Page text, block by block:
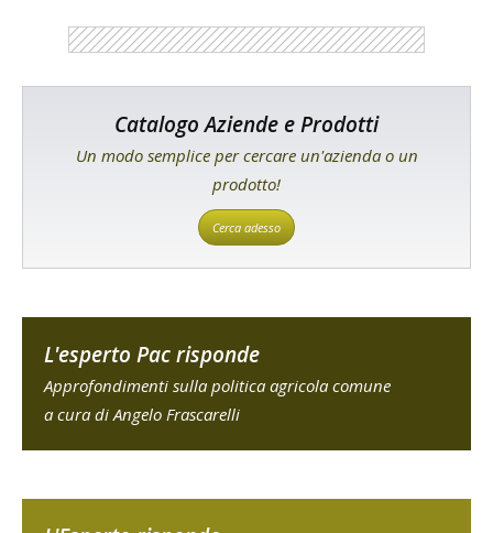
Catalogo Aziende e Prodotti
Un modo semplice per cercare un'azienda o un
prodotto!
Cerca adesso
L'esperto Pac risponde
Approfondimenti sulla politica agricola comune
a cura di Angelo Frascarelli